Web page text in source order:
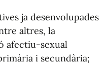
ja desenvolupades
altres, la
afectiu-sexual
i secundària;